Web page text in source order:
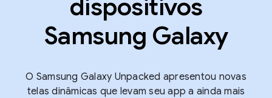
dispositivos
Samsung Galaxy
O Samsung Galaxy Unpacked apresentou novas
telas dinâmicas que levam seu app a ainda mais